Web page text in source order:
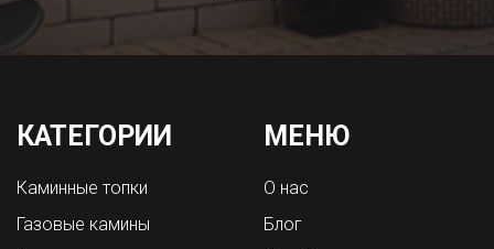
КАТЕГОРИИ
Каминные топки
Газовые камины
МЕНЮ
О нас
Блог